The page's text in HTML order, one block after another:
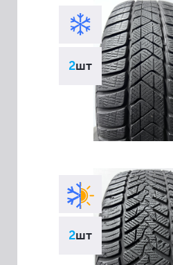
2шт
2шт